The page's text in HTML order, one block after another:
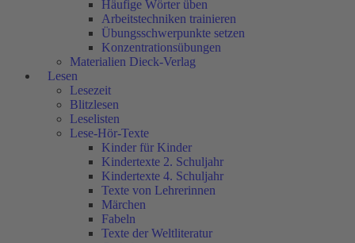
Häufige Wörter üben
Arbeitstechniken trainieren
Übungsschwerpunkte setzen
Konzentrationsübungen
Materialien Dieck-Verlag
Lesen
Lesezeit
Blitzlesen
Leselisten
Lese-Hör-Texte
Kinder für Kinder
Kindertexte 2. Schuljahr
Kindertexte 4. Schuljahr
Texte von Lehrerinnen
Märchen
Fabeln
Texte der Weltliteratur